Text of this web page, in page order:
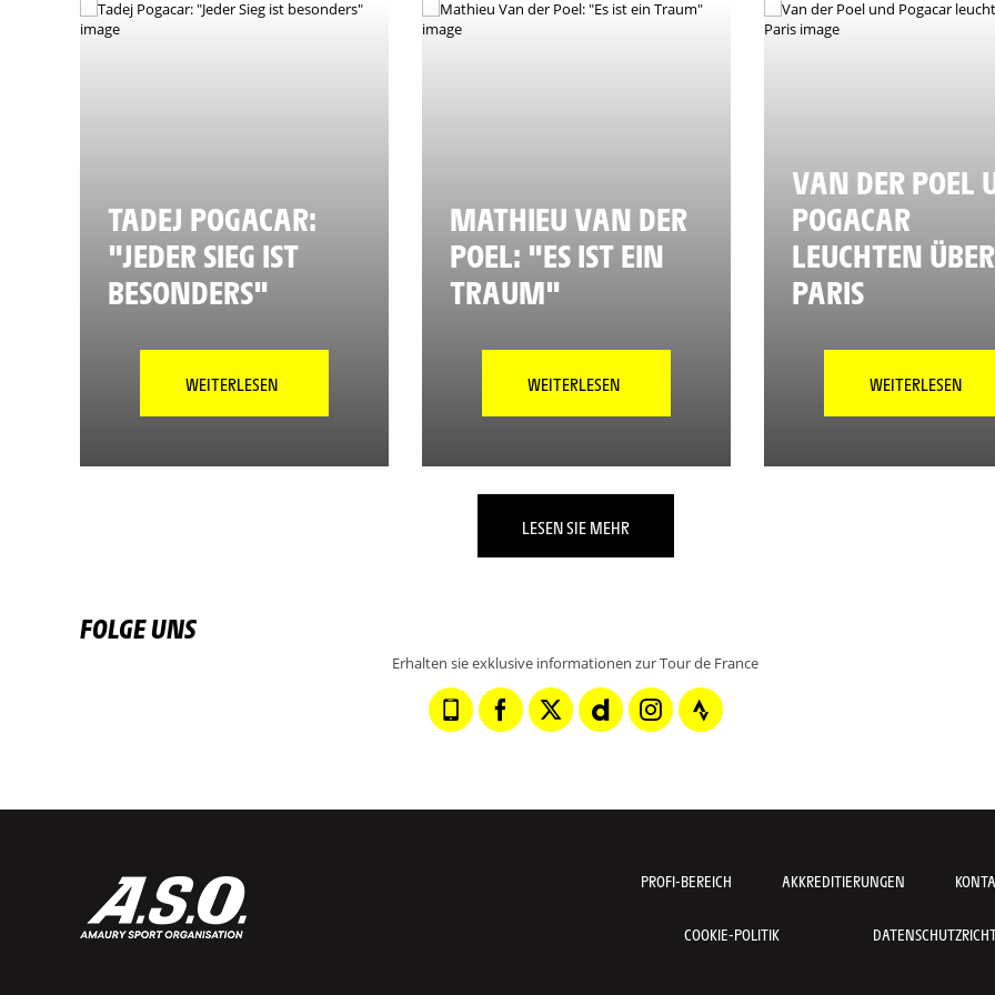
TADEJ POGACAR:
"JEDER SIEG IST
BESONDERS"
WEITERLESEN
MATHIEU VAN DER
POEL: "ES IST EIN
TRAUM"
WEITERLESEN
VAN DER POEL
POGACAR
LEUCHTEN ÜBER
PARIS
WEITERLESEN
LESEN SIE MEHR
FOLGE UNS
Erhalten sie exklusive informationen zur Tour de France
PROFI-BEREICH AKKREDITIERUNGEN
COOKIE-POLITIK